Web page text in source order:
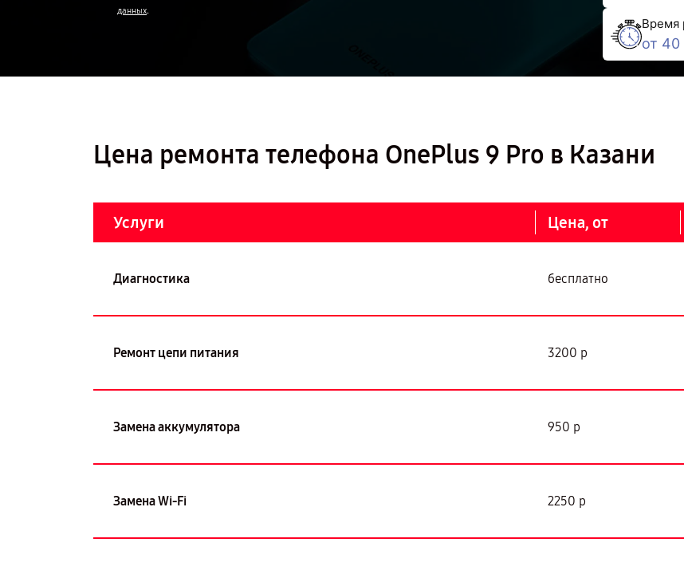
данных.
Время
от 40
Цена ремонта телефона OnePlus 9 Pro в Казани
Услуги Цена, от
Диагностика бесплатно
Ремонт цепи питания 3200 р
Замена аккумулятора 950 р
Замена Wi-Fi 2250 р